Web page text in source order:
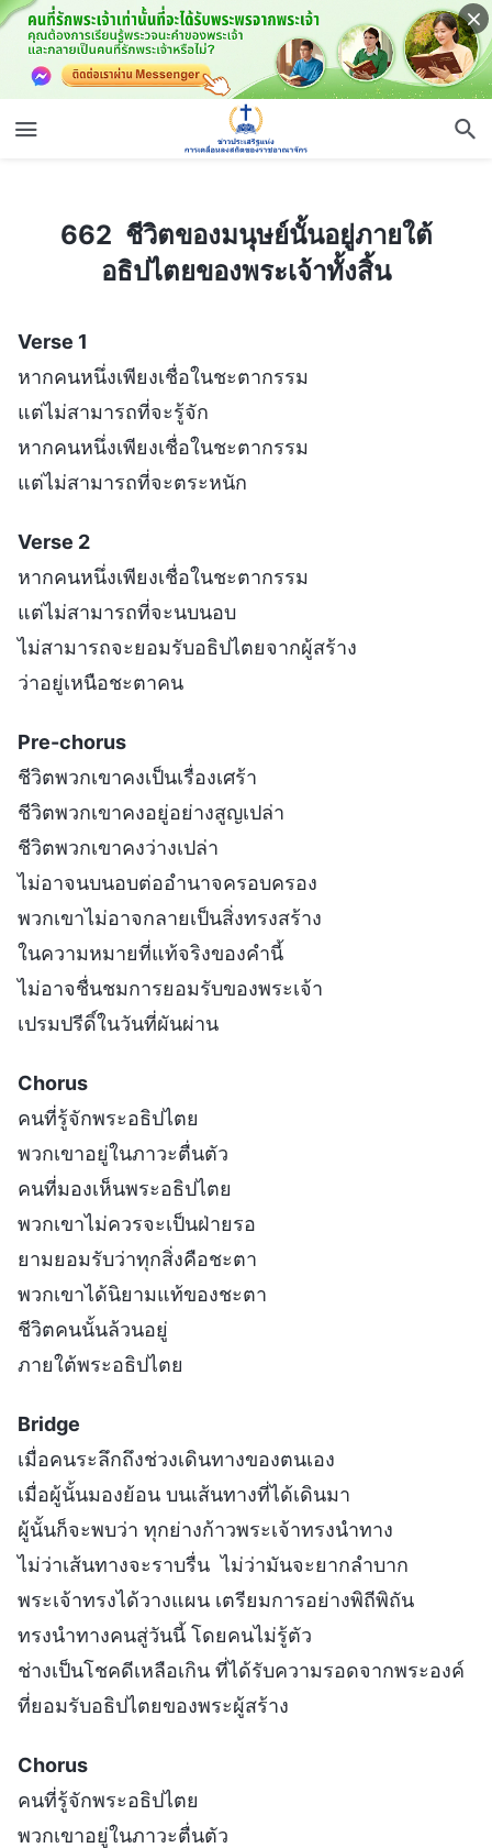
662 ชีวิตของมนุษย์นั้นอยู่ภายใต้อธิปไตยของพระเจ้าทั้งสิ้น
662 ชีวิตของมนุษย์นั้นอยู่ภายใต้
อธิปไตยของพระเจ้าทั้งสิ้น
Verse 1
หากคนหนึ่งเพียงเชื่อในชะตากรรม
แต่ไม่สามารถที่จะรู้จัก
หากคนหนึ่งเพียงเชื่อในชะตากรรม
แต่ไม่สามารถที่จะตระหนัก
Verse 2
หากคนหนึ่งเพียงเชื่อในชะตากรรม
แต่ไม่สามารถที่จะนบนอบ
ไม่สามารถจะยอมรับอธิปไตยจากผู้สร้าง
ว่าอยู่เหนือชะตาคน
Pre-chorus
ชีวิตพวกเขาคงเป็นเรื่องเศร้า
ชีวิตพวกเขาคงอยู่อย่างสูญเปล่า
ชีวิตพวกเขาคงว่างเปล่า
ไม่อาจนบนอบต่ออำนาจครอบครอง
พวกเขาไม่อาจกลายเป็นสิ่งทรงสร้าง
ในความหมายที่แท้จริงของคำนี้
ไม่อาจชื่นชมการยอมรับของพระเจ้า
เปรมปรีดิ์ในวันที่ผันผ่าน
Chorus
คนที่รู้จักพระอธิปไตย
พวกเขาอยู่ในภาวะตื่นตัว
คนที่มองเห็นพระอธิปไตย
พวกเขาไม่ควรจะเป็นฝ่ายรอ
ยามยอมรับว่าทุกสิ่งคือชะตา
พวกเขาได้นิยามแท้ของชะตา
ชีวิตคนนั้นล้วนอยู่
ภายใต้พระอธิปไตย
Bridge
เมื่อคนระลึกถึงช่วงเดินทางของตนเอง
เมื่อผู้นั้นมองย้อน บนเส้นทางที่ได้เดินมา
ผู้นั้นก็จะพบว่า ทุกย่างก้าวพระเจ้าทรงนำทาง
ไม่ว่าเส้นทางจะราบรื่น ไม่ว่ามันจะยากลำบาก
พระเจ้าทรงได้วางแผน เตรียมการอย่างพิถีพิถัน
ทรงนำทางคนสู่วันนี้ โดยคนไม่รู้ตัว
ช่างเป็นโชคดีเหลือเกิน ที่ได้รับความรอดจากพระองค์
ที่ยอมรับอธิปไตยของพระผู้สร้าง
Chorus
คนที่รู้จักพระอธิปไตย
พวกเขาอยู่ในภาวะตื่นตัว